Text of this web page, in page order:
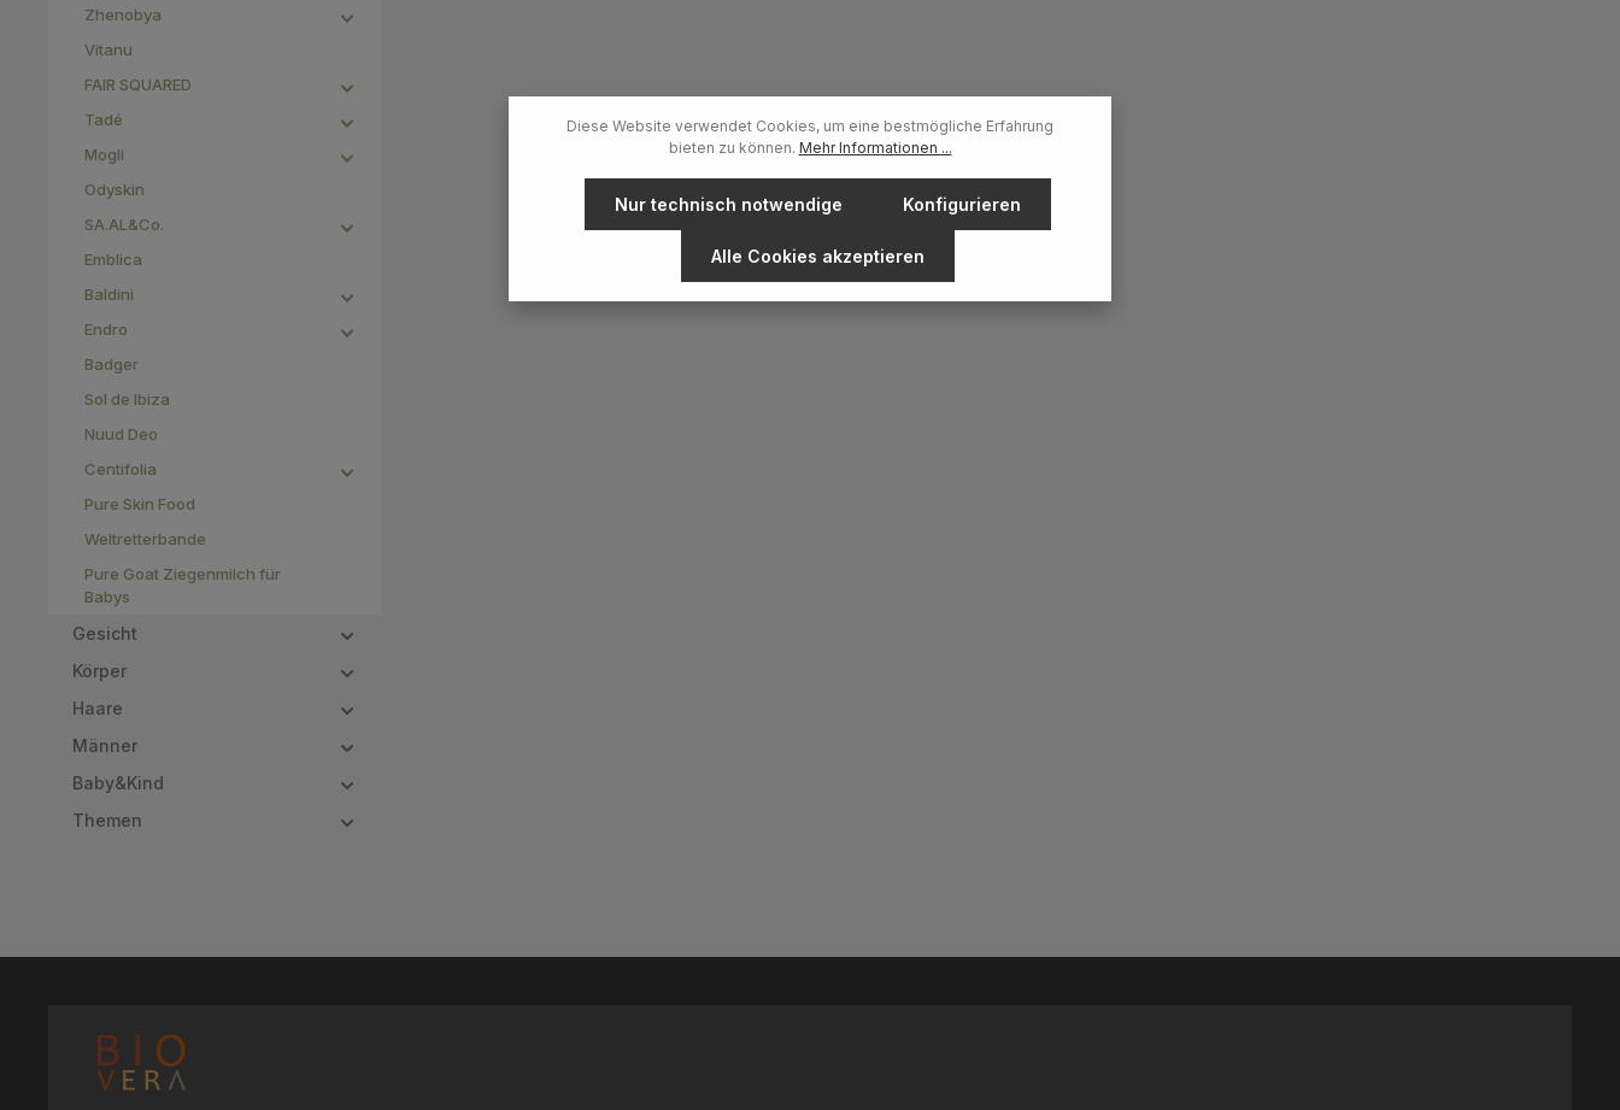
Zhenobya
Vitanu
FAIR SQUARED
Tadé
Mogli
Odyskin
SA.AL&Co.
Emblica
Baldini
Endro
Badger
Sol de Ibiza
Nuud Deo
Centifolia
Pure Skin Food
Weltretterbande
Pure Goat Ziegenmilch für
Babys
Gesicht
Körper
Haare
Männer
Baby&Kind
Themen
Diese Website verwendet Cookies, um eine bestmögliche Erfahrung
bieten zu können. Mehr Informationen ...
Nur technisch notwendige Konfigurieren
Alle Cookies akzeptieren